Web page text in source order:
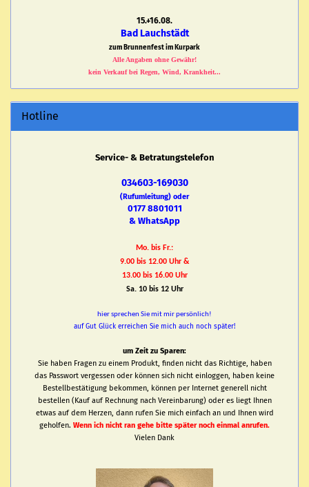
15.+16.08.
Bad Lauchstädt
zum Brunnenfest im Kurpark
Alle Angaben ohne Gewähr!
kein Verkauf bei Regen, Wind, Krankheit...
Hotline
Service- & Betratungstelefon
034603-169030
(Rufumleitung) oder
0177 8801011
& WhatsApp
Mo. bis Fr.:
9.00 bis 12.00 Uhr &
13.00 bis 16.00 Uhr
Sa. 10 bis 12 Uhr
hier sprechen Sie mit mir persönlich!
auf Gut Glück erreichen Sie mich auch noch später!
um Zeit zu Sparen:
Sie haben Fragen zu einem Produkt, finden nicht das Richtige, haben
das Passwort vergessen oder können sich nicht einloggen, haben keine
Bestellbestätigung bekommen, können per Internet generell nicht
bestellen (Kauf auf Rechnung nach Vereinbarung) oder es liegt Ihnen
etwas auf dem Herzen, dann rufen Sie mich einfach an und Ihnen wird
geholfen. Wenn ich nicht ran gehe bitte später noch einmal anrufen.
Vielen Dank